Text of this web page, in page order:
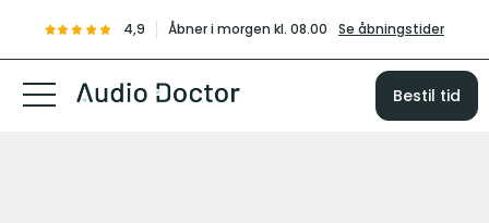
4,9 Åbner i morgen kl. 08.00 Se åbningstider
Bestil tid